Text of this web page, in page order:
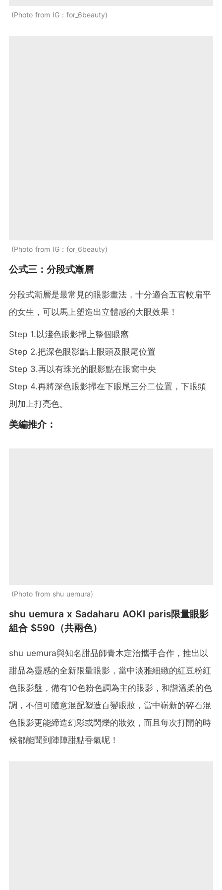
Photo from IG：for_6beauty
Photo from IG：for_6beauty
公式三：分段式漸層
分段式漸層是最常見的眼影畫法，十分適合五官較扁平
的女生，可以馬上塑造出立體感的大眼效果！
Step 1.以淺色眼影掃上整個眼窩
Step 2.把深色眼影點上眼頭及眼尾位置
Step 3.再以有珠光的眼影點在眼窩中央
Step 4.再將深色眼影掃在下眼尾三分二位置，下眼頭
則加上打亮色。
美編推介：
Photo from shu uemura
shu uemura x Sadaharu AOKI paris限量眼影
組合 $590（共兩色）
shu uemura與知名甜品師青木定治攜手合作，推出以
甜品為靈感的全新限量眼影，當中淡雅細緻的紅豆粉紅
色眼影盤，備有10色粉色調為主的眼影，和諧溫柔的色
調，不但可隨意混配塑造百變眼妝，當中嶄新的碎石混
色眼影更能締造幻彩或閃爍的妝效，而且每次打開的時
候都能聞到陣陣甜點香氣呢！